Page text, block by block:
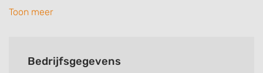
eenvoudig contact met het bedrijf opnemen door te
kunt u snel zien welke zaken P. Meurs Bestratingen
Toon meer
Bedrijfsgegevens